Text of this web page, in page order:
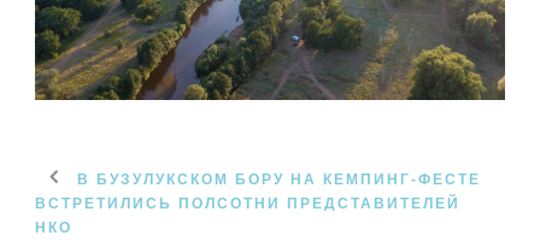
В БУЗУЛУКСКОМ БОРУ НА КЕМПИНГ-ФЕСТЕ
ВСТРЕТИЛИСЬ ПОЛСОТНИ ПРЕДСТАВИТЕЛЕЙ
НКО